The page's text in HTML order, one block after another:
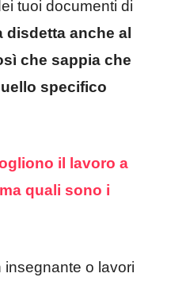
tuoi documenti di
disdetta anche al
che sappia che
specifico
il lavoro a
quali sono i
insegnante o lavori